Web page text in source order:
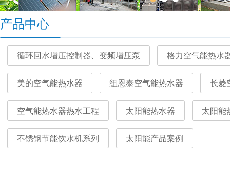
产品中心
循环回水增压控制器、变频增压泵 格力空气能热水
美的空气能热水器 纽恩泰空气能热水器 长菱
空气能热水器热水工程 太阳能热水器 太阳能
不锈钢节能饮水机系列 太阳能产品案例